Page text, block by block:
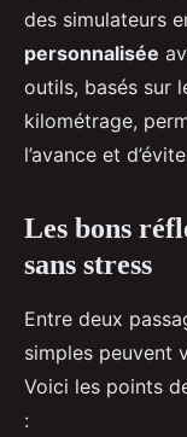
des simulateurs
personnalisée
outils, basés sur
kilométrage,
l’avance et
Les bons
sans stress
Entre deux
simples peuvent
Voici les points
: